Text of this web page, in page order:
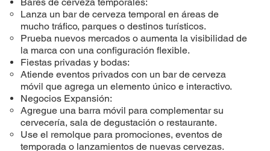
Lanza un bar de cerveza temporal en áreas de
mucho tráfico, parques o destinos turísticos.
Prueba nuevos mercados o aumenta la visibilidad de
la marca con una configuración flexible.
Fiestas privadas y bodas:
Atiende eventos privados con un bar de cerveza
móvil que agrega un elemento único e interactivo.
Negocios Expansión:
Agregue una barra móvil para complementar su
cervecería, sala de degustación o restaurante.
Use el remolque para promociones, eventos de
temporada o lanzamientos de nuevas cervezas.